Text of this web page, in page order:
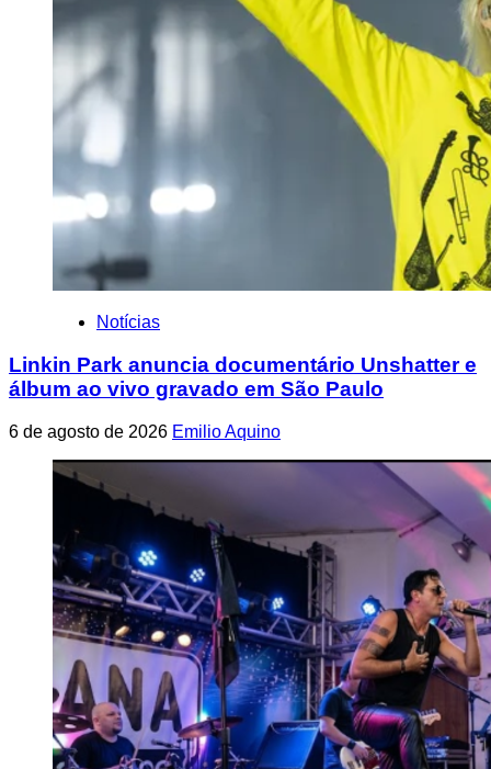
Notícias
Linkin Park anuncia documentário Unshatter e
álbum ao vivo gravado em São Paulo
6 de agosto de 2026 Emilio Aquino